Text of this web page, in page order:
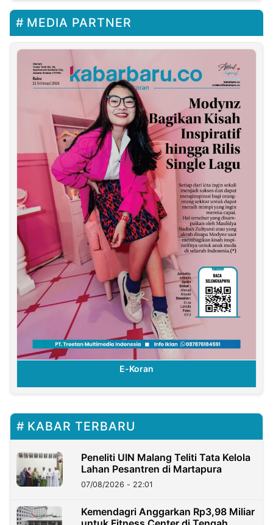
MEDIA PARTNER
E-Koran
KABAR TERBARU
Peneliti UIN Malang Teliti Tata Kelola
Lahan Pesantren di Martapura
07/08/2026 - 22:01
Kemendagri Anggarkan Rp3,98 Miliar